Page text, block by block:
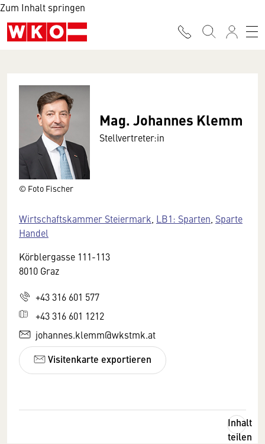
Zum Inhalt springen
© Foto Fischer
Mag. Johannes Klemm
Stellvertreter:in
Wirtschaftskammer Steiermark LB1: Sparten Sparte
Handel
Körblergasse 111-113
8010 Graz
+43 316 601 577
+43 316 601 1212
johannes.klemm@wkstmk.at
Visitenkarte exportieren
Inhalt
teilen